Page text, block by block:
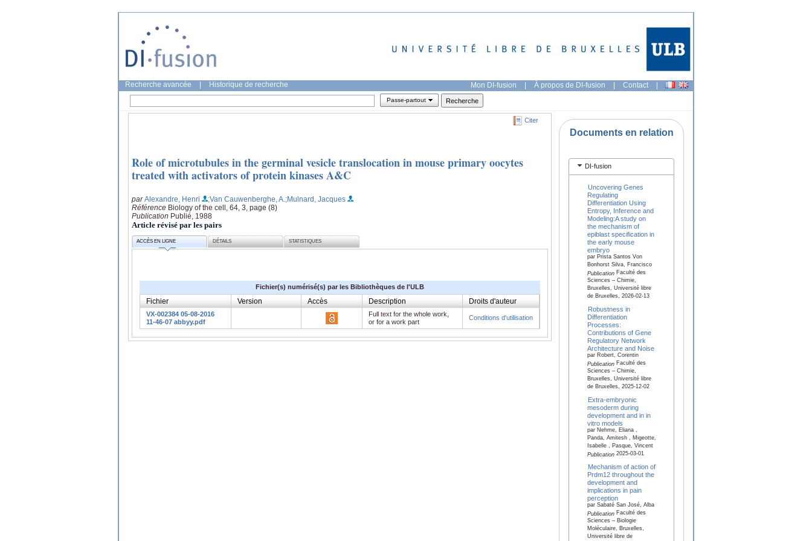
Recherche avancée Historique de recherche Mon DI-fusion | À propos de DI-fusion | Contact |
Passe-partout
Citer
Role of microtubules in the germinal vesicle translocation in mouse primary oocytes
treated with activators of protein kinases A&C
parAlexandre, Henri ;Van Cauwenberghe, A. ;Mulnard, Jacques
Référence Biology of the cell, 64, 3, page (8)
Publication Publié, 1988
Article révisé par les pairs
ACCÈS EN LIGNE DÉTAILS STATISTIQUES
Fichier(s) numérisé(s) par les Bibliothèques de l'ULB
Fichier Version Accès Description Droits d'auteur
VX-002384 05-08-2016
11-46-07 abbyy.pdf
Full text for the whole work,
or for a work part
Conditions d'utilisation
Documents en relation
DI-fusion
Uncovering Genes
Regulating
Differentiation Using
Entropy, Inference and
Modeling:A study on
the mechanism of
epiblast specification in
the early mouse
embryo
par Prista Santos Von
Bonhorst Silva, Francisco
PublicationFaculté des
Sciences – Chimie,
Bruxelles, Université libre
de Bruxelles, 2026-02-13
Robustness in
Differentiation
Processes:
Contributions of Gene
Regulatory Network
Architecture and Noise
par Robert, Corentin
PublicationFaculté des
Sciences – Chimie,
Bruxelles, Université libre
de Bruxelles, 2025-12-02
Extra-embryonic
mesoderm during
development and in in
vitro models
par Nehme, Eliana ,
Panda, Amitesh , Migeotte,
Isabelle , Pasque, Vincent
Publication2025-03-01
Mechanism of action of
Prdm12 throughout the
development and
implications in pain
perception
par Sabaté San José, Alba
PublicationFaculté des
Sciences – Biologie
Moléculaire, Bruxelles,
Université libre de